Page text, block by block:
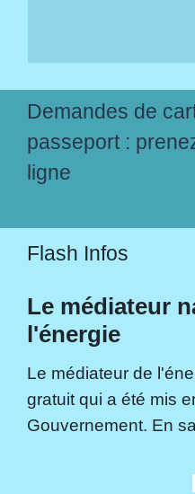
Demandes de
passeport :
ligne
Flash Infos
Le médiateur
l'énergie
Le médiateur de
gratuit qui a été mis
Gouvernement. En